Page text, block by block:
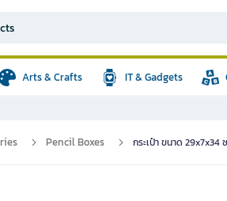
Arts & Crafts IT & Gadgets
Pencil Boxes กระเป๋า ขนาด 29x7x34